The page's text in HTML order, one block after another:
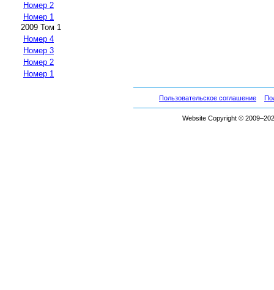
Номер 2
Номер 1
2009 Том 1
Номер 4
Номер 3
Номер 2
Номер 1
Пользовательское соглашение
Website Copyright ©